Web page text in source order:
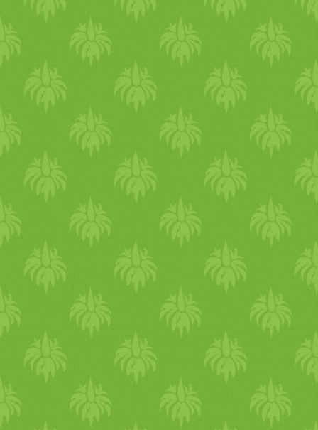
boldog, elégedett
kiegyensúlyozott, egészséges
tökéletes harmóniában él
önmagával és környezetével
a jóga a sikert az
önmegvalósítás elérésével
definiálja. Ha úgy érzed a
mostani életed, a fentiek
alapján nem annyira sikeres,
akkor tegyél érte, hogy Te is
boldog és kiegyensúlyozott